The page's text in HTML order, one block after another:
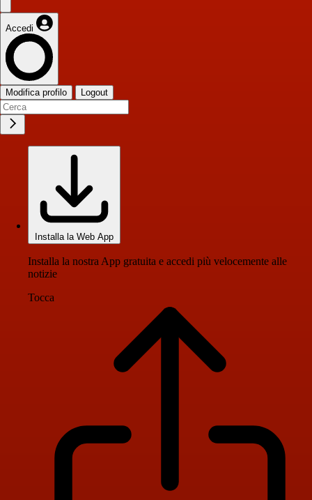
Accedi
Modifica profilo Logout
Installa la Web App
Installa la nostra App gratuita e accedi più velocemente alle
notizie
Tocca